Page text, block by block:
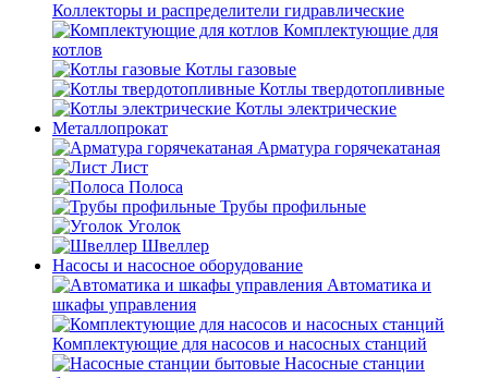
Коллекторы и распределители гидравлические
Комплектующие для
котлов
Котлы газовые
Котлы твердотопливные
Котлы электрические
Металлопрокат
Арматура горячекатаная
Лист
Полоса
Трубы профильные
Уголок
Швеллер
Насосы и насосное оборудование
Автоматика и
шкафы управления
Комплектующие для насосов и насосных станций
Насосные станции